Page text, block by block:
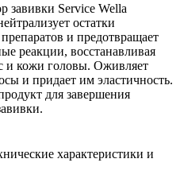
завивки Service Wella
остатки
и предотвращает
реакции, восстанавливая
и кожи головы. Оживляет
и придает им эластичность.
для завершения
характеристики и